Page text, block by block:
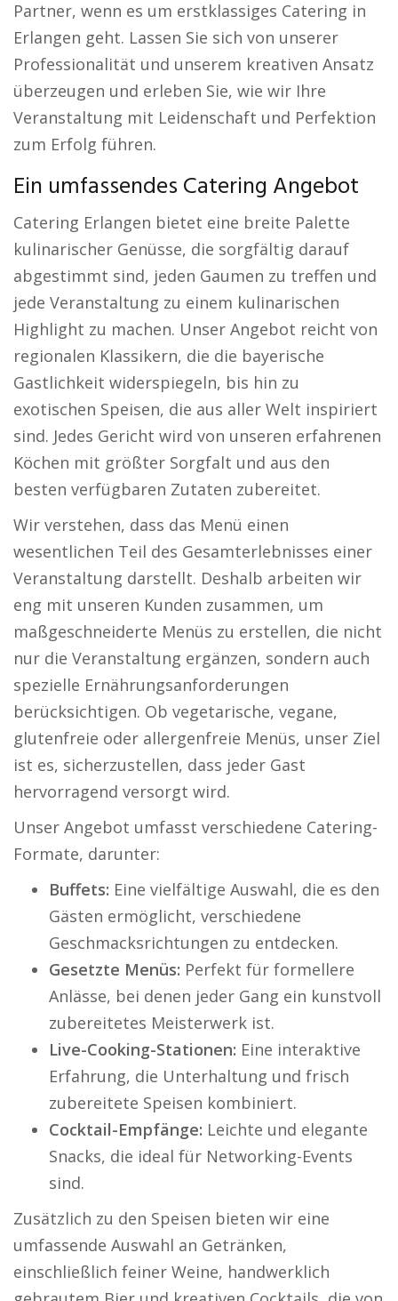
Partner, wenn es um erstklassiges Catering in
Erlangen geht. Lassen Sie sich von unserer
Professionalität und unserem kreativen Ansatz
überzeugen und erleben Sie, wie wir Ihre
Veranstaltung mit Leidenschaft und Perfektion
zum Erfolg führen.
Ein umfassendes Catering Angebot
Catering Erlangen bietet eine breite Palette
kulinarischer Genüsse, die sorgfältig darauf
abgestimmt sind, jeden Gaumen zu treffen und
jede Veranstaltung zu einem kulinarischen
Highlight zu machen. Unser Angebot reicht von
regionalen Klassikern, die die bayerische
Gastlichkeit widerspiegeln, bis hin zu
exotischen Speisen, die aus aller Welt inspiriert
sind. Jedes Gericht wird von unseren erfahrenen
Köchen mit größter Sorgfalt und aus den
besten verfügbaren Zutaten zubereitet.
Wir verstehen, dass das Menü einen
wesentlichen Teil des Gesamterlebnisses einer
Veranstaltung darstellt. Deshalb arbeiten wir
eng mit unseren Kunden zusammen, um
maßgeschneiderte Menüs zu erstellen, die nicht
nur die Veranstaltung ergänzen, sondern auch
spezielle Ernährungsanforderungen
berücksichtigen. Ob vegetarische, vegane,
glutenfreie oder allergenfreie Menüs, unser Ziel
ist es, sicherzustellen, dass jeder Gast
hervorragend versorgt wird.
Unser Angebot umfasst verschiedene Catering-
Formate, darunter:
Buffets: Eine vielfältige Auswahl, die es den
Gästen ermöglicht, verschiedene
Geschmacksrichtungen zu entdecken.
Gesetzte Menüs: Perfekt für formellere
Anlässe, bei denen jeder Gang ein kunstvoll
zubereitetes Meisterwerk ist.
Live-Cooking-Stationen: Eine interaktive
Erfahrung, die Unterhaltung und frisch
zubereitete Speisen kombiniert.
Cocktail-Empfänge: Leichte und elegante
Snacks, die ideal für Networking-Events
sind.
Zusätzlich zu den Speisen bieten wir eine
umfassende Auswahl an Getränken,
einschließlich feiner Weine, handwerklich